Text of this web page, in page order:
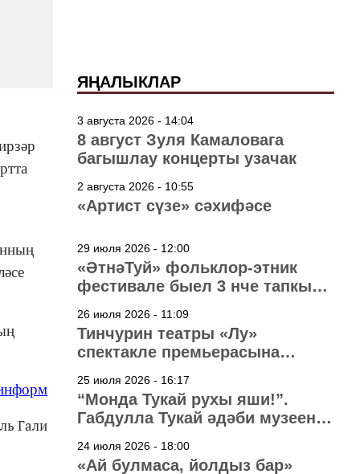
Гали
ЯҢАЛЫКЛАР
3 августа 2026 - 14:04
8 август Зуля Камаловага
багышлау концерты узачак
2 августа 2026 - 10:55
«Артист сүзе» сәхифәсе
29 июля 2026 - 12:00
«ӘтнәТуй» фольклор-этник
фестивале быел 3 нче тапкыр
26 июля 2026 - 11:09
Тинчурин театры «Лу»
спектакле премьерасына
25 июля 2026 - 16:17
“Монда Тукай рухы яши!”.
Габдулла Тукай әдәби музеена
24 июля 2026 - 18:00
«Ай булмаса, йолдыз бар»